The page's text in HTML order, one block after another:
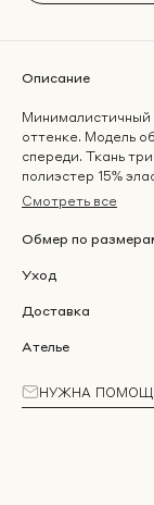
Описание
Минималистичный
оттенке. Модель
спереди. Ткань
полиэстер 15%
Смотреть все
Обмер по
Уход
Доставка
Ателье
НУЖНА